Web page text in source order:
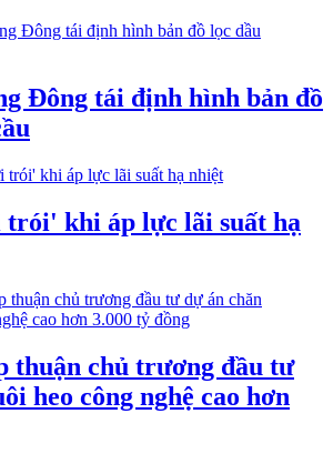
Đông tái định hình bản đồ
trói' khi áp lực lãi suất hạ
thuận chủ trương đầu tư
heo công nghệ cao hơn